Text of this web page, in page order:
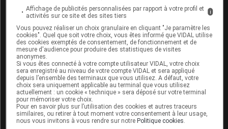
Espace produit
Boutique
VIDAL Expert
VIDAL Hoptimal
eVIDAL
VIDAL Mobile
VIDAL widget
VIDAL Sécurisation
VIDAL e-Services
Espace institutionnel
Affichage de publicités personnalisées par rapport à votre profil et
activités sur ce site et des sites tiers
i
Vous pouvez réaliser un choix granulaire en cliquant "Je paramètre les
cookies". Quel que soit votre choix, vous êtes informé que VIDAL utilise
des cookies exemptés de consentement, de fonctionnement et de
mesure d'audience pour produire des statistiques de visites
anonymes.
Si vous êtes connecté à votre compte utilisateur VIDAL, votre choix
sera enregistré au niveau de votre compte VIDAL et sera appliqué
depuis l’ensemble des terminaux que vous utilisez. A défaut, votre
choix sera uniquement applicable au terminal que vous utilisez
actuellement : un cookie « technique » sera déposé sur votre terminal
pour mémoriser votre choix.
Pour en savoir plus sur l’utilisation des cookies et autres traceurs
similaires, ou retirer à tout moment votre consentement à leur usage,
nous vous invitons à vous rendre sur notrePolitique cookies